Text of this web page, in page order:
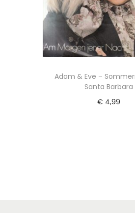
Adam & Eve –
Santa Barbara
€ 4,99